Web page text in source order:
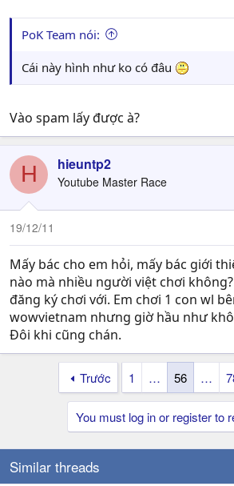
PoK Team nói:
Cái này hình như ko có đâu
Vào spam lấy được à?
H hieuntp2
Youtube Master Race
19/12/11
Mấy bác cho em hỏi, mấy bác giới
nào mà nhiều người việt chơi
đăng ký chơi với. Em chơi 1 con wl
wowvietnam nhưng giờ hầu như
Đôi khi cũng chán.
Trước 1 … 56 …
You must log in or register to
Similar threads